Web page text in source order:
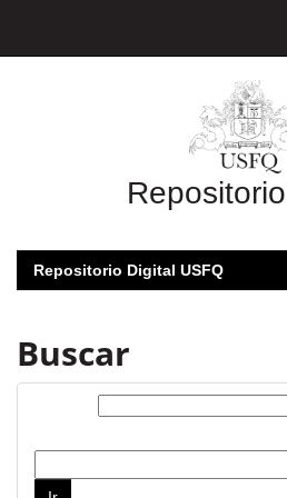
Repositorio
Repositorio Digital USFQ
Buscar